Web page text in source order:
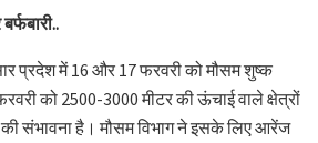
प्रदेश में 16 और 17 फरवरी को मौसम शुष्क
को 2500-3000 मीटर की ऊंचाई वाले क्षेत्रों
की संभावना है। मौसम विभाग ने इसके लिए आरेंज